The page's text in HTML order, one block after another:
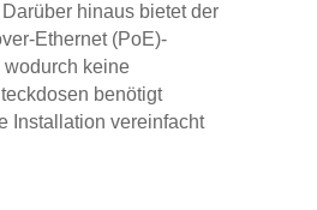
hinaus bietet der
Ethernet (PoE)-
wodurch keine
benötigt
Installation vereinfacht